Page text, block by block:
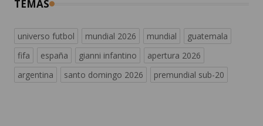
TEMAS
universo futbol mundial 2026 mundial
guatemala
fifa
españa gianni infantino
apertura 2026
argentina
santo domingo 2026 premundial sub-20